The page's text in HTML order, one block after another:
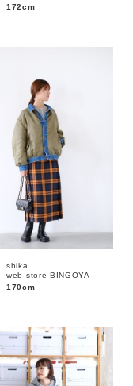
172cm
shika
web store BINGOYA
170cm